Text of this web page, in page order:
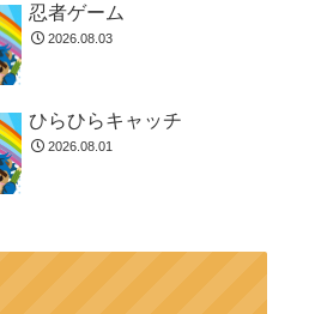
忍者ゲーム
2026.08.03
ひらひらキャッチ
2026.08.01